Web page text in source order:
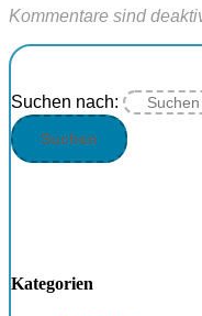
Kommentare sind
Suchen nach:
Kategorien